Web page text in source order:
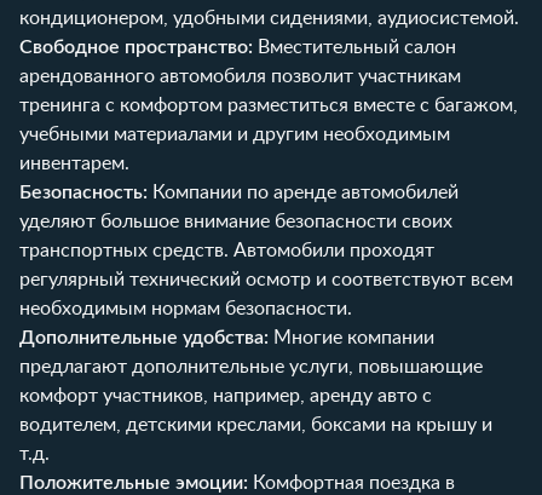
кондиционером, удобными сидениями, аудиосистемой.
Свободное пространство: Вместительный салон
арендованного автомобиля позволит участникам
тренинга с комфортом разместиться вместе с багажом,
учебными материалами и другим необходимым
инвентарем.
Безопасность: Компании по аренде автомобилей
уделяют большое внимание безопасности своих
транспортных средств. Автомобили проходят
регулярный технический осмотр и соответствуют всем
необходимым нормам безопасности.
Дополнительные удобства: Многие компании
предлагают дополнительные услуги, повышающие
комфорт участников, например, аренду авто с
водителем, детскими креслами, боксами на крышу и
т.д.
Положительные эмоции: Комфортная поездка в